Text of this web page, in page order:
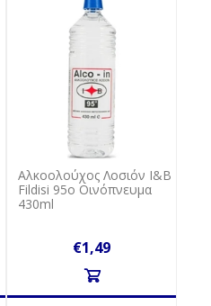
Αλκοολούχος Λοσιόν Ι&Β
Fildisi 95o Οινόπνευμα
430ml
€1,49